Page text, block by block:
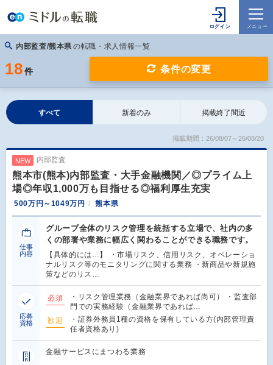
内部監査/熊本県 の転職・求人情報一覧
18 件 条件の変更
すべて 新着のみ 掲載終了間近
掲載期間：26/08/07～26/08/20
NEW 内部監査
熊本市(熊本)内部監査・大手金融機関／◎プライム上
場◎年収1,000万も目指せる◎福利厚生充実
500万円～1049万円 熊本県
仕事
内容
グループ全体のリスク管理を統括する立場で、社内の多
くの部署や業務に幅広く関わることができる職務です。
【具体的には…】 ・市場リスク、信用リスク、オペレーショ
ナルリスク等のモニタリングに関する業務 ・新商品や新規施
策などのリス…
応募
資格
必須
・リスク管理業務（金融業界であれば尚可） ・監査部
門での実務経験（金融業界であれば…
歓迎
・証券外務員1種の資格を保有している方(内部管理責
任者資格あり)
金融サービスにまつわる業務